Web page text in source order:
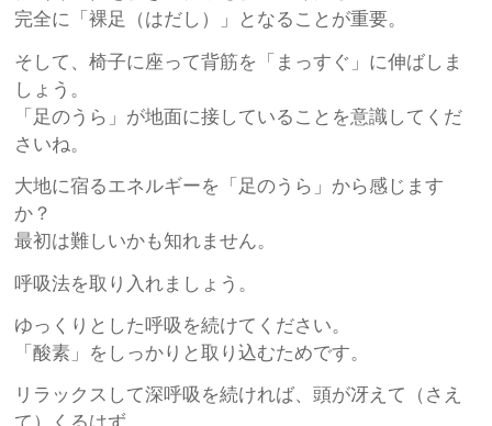
完全に「裸足（はだし）」となることが重要。
そして、椅子に座って背筋を「まっすぐ」に伸ばしま
しょう。
「足のうら」が地面に接していることを意識してくだ
さいね。
大地に宿るエネルギーを「足のうら」から感じます
か？
最初は難しいかも知れません。
呼吸法を取り入れましょう。
ゆっくりとした呼吸を続けてください。
「酸素」をしっかりと取り込むためです。
リラックスして深呼吸を続ければ、頭が冴えて（さえ